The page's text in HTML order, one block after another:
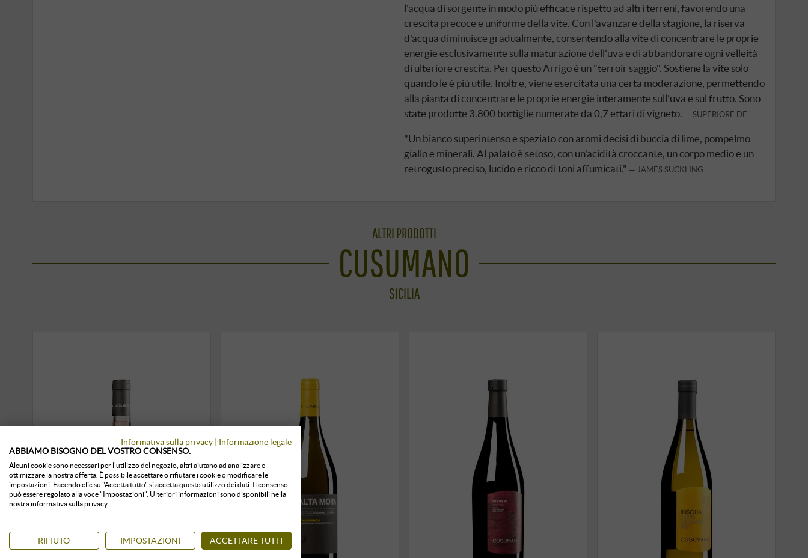
l'acqua di sorgente in modo più efficace rispetto ad altri terreni, favorendo una
crescita precoce e uniforme della vite. Con l'avanzare della stagione, la riserva
d'acqua diminuisce gradualmente, consentendo alla vite di concentrare le proprie
energie esclusivamente sulla maturazione dell'uva e di abbandonare ogni velleità
di ulteriore crescita. Per questo Arrigo è un "terroir saggio". Sostiene la vite solo
quando le è più utile. Inoltre, viene esercitata una certa moderazione, permettendo
alla pianta di concentrare le proprie energie interamente sull'uva e sul frutto. Sono
state prodotte 3.800 bottiglie numerate da 0,7 ettari di vigneto.
SUPERIORE.DE
"Un bianco superintenso e speziato con aromi decisi di buccia di lime, pompelmo
giallo e minerali. Al palato è setoso, con un'acidità croccante, un corpo medio e un
retrogusto preciso, lucido e ricco di toni affumicati."
JAMES SUCKLING
ALTRI PRODOTTI
CUSUMANO
SICILIA
Informativa sulla privacy | Informazione legale
ABBIAMO BISOGNO DEL VOSTRO CONSENSO.
Alcuni cookie sono necessari per l'utilizzo del negozio, altri aiutano ad analizzare e
ottimizzare la nostra offerta. È possibile accettare o rifiutare i cookie o modificare le
impostazioni. Facendo clic su "Accetta tutto" si accetta questo utilizzo dei dati. Il consenso
può essere regolato alla voce "Impostazioni". Ulteriori informazioni sono disponibili nella
nostra informativa sulla privacy.
RIFIUTO IMPOSTAZIONI ACCETTARE TUTTI